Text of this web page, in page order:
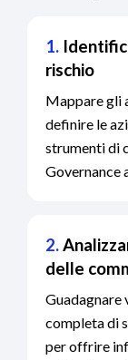
1.
rischio
Mappare gli
definire le
strumenti di
Governance
2.
delle
Guadagnare
completa di
per offrire